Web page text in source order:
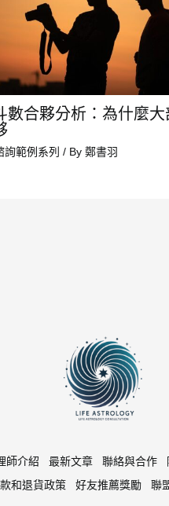
數合夥分析：為什麼
詢範例系列 / By 鄭書羽
師介紹 最新文章 聯絡與合作
和退貨政策
好友推薦獎勵 聯